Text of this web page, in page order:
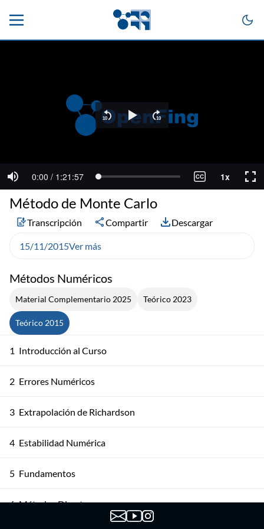
Métodos Numéricos
Material Complementario 2025 Teórico 2023
Teórico 2015
1 Introducción al Curso
2 Errores Numéricos
3 Extrapolación de Richardson
4 Estabilidad Numérica
5 Fundamentos
6 Métodos Directos
Método de Monte Carlo
Transcripción Compartir Descargar
15/11/2015Ver más